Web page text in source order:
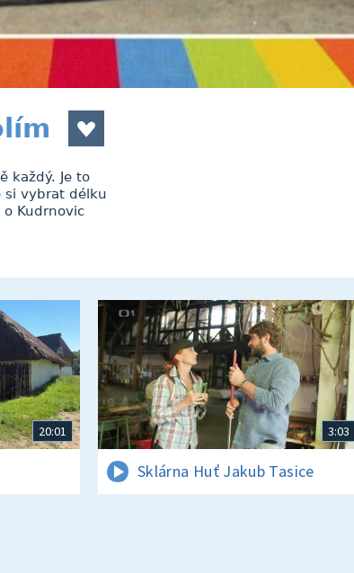
každý. Je to
si vybrat délku
Kudrnovic
20:01 3:03
Sklárna Huť Jakub Tasice